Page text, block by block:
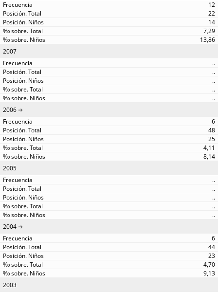
12
22
14
7,29
13,86
2007
..
..
..
..
..
2006
6
48
25
4,11
8,14
2005
..
..
..
..
..
2004
6
44
23
4,70
9,13
2003